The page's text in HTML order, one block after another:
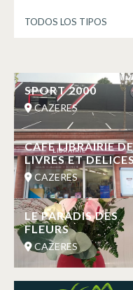
SPORT 2000
CAZERES
CAFE LIBRAIRIE
LIVRES ET
CAZERES
LE PARADIS DES
FLEURS
CAZERES